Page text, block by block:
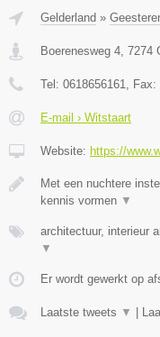
Gelderland »
Boerenesweg 4 7274
Tel: 0618656161 , Fax:
E-mail › Witstaart
Website: https://
Met een nuchtere
kennis vormen ▼
architectuur, interieur
▼
Er wordt gewerkt op
Laatste tweets ▼ |